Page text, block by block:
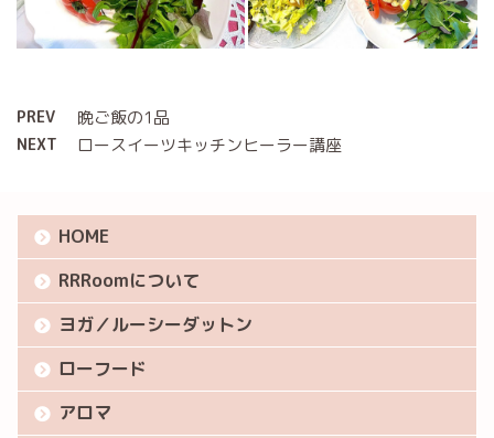
PREV 晩ご飯の1品
NEXT ロースイーツキッチンヒーラー講座
HOME
RRRoomについて
ヨガ／ルーシーダットン
ローフード
アロマ